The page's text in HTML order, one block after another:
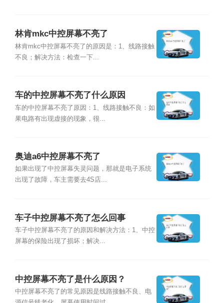
林肯mkc中控屏幕不亮了
林肯mkc中控屏幕不亮了的原因是：1、线路接触
不良；解决方法：检查一下...
车的中控屏幕不亮了什么原因
车的中控屏幕不亮了原因：1、线路接触不良：如
果电路有出现虚接的现象，很...
奥迪a6中控屏幕不亮了
如果出现了中控屏幕失灵问题，那就是电子系统
出现了故障，车主需要去4S店...
车子中控屏幕不亮了怎么回事
车子中控屏幕不亮了的原因和解决方法：1、中控
屏幕的保险出现了损坏；解决...
中控屏幕不亮了是什么原因？
中控屏幕不亮了的常见原因是线路接触不良、电